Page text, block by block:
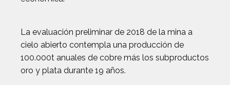
La evaluación preliminar de 2018 de la mina a
cielo abierto contempla una producción de
100.000t anuales de cobre más los subproductos
oro y plata durante 19 años.